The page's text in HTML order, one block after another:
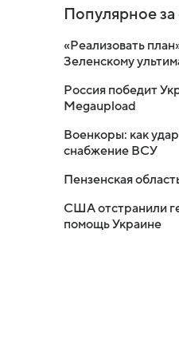
Популярное за
«Реализовать
Зеленскому
Россия победит
Megaupload
Военкоры: как
снабжение ВСУ
Пензенская
США отстранили
помощь Украине